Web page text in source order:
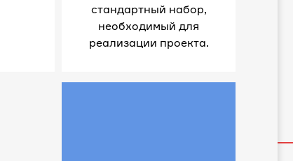
стандартный набор,
необходимый для
реализации проекта.